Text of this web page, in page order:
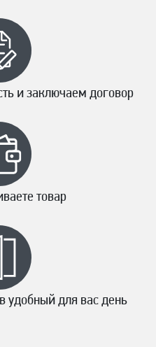
и заключаем договор
товар
удобный для вас день